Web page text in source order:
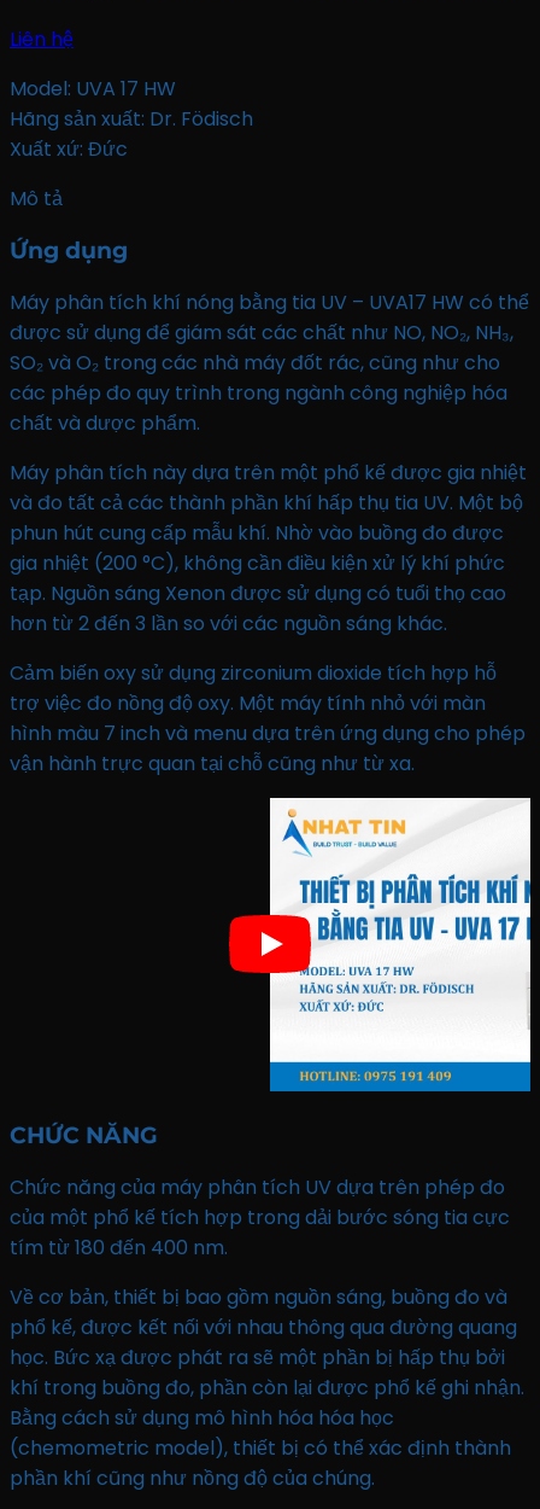
Liên hệ
Model: UVA 17 HW
Hãng sản xuất: Dr. Födisch
Xuất xứ: Đức
Mô tả
Ứng dụng
Máy phân tích khí nóng bằng tia UV – UVA17 HW có thể
được sử dụng để giám sát các chất như NO, NO₂, NH₃,
SO₂ và O₂ trong các nhà máy đốt rác, cũng như cho
các phép đo quy trình trong ngành công nghiệp hóa
chất và dược phẩm.
Máy phân tích này dựa trên một phổ kế được gia nhiệt
và đo tất cả các thành phần khí hấp thụ tia UV. Một bộ
phun hút cung cấp mẫu khí. Nhờ vào buồng đo được
gia nhiệt (200 °C), không cần điều kiện xử lý khí phức
tạp. Nguồn sáng Xenon được sử dụng có tuổi thọ cao
hơn từ 2 đến 3 lần so với các nguồn sáng khác.
Cảm biến oxy sử dụng zirconium dioxide tích hợp hỗ
trợ việc đo nồng độ oxy. Một máy tính nhỏ với màn
hình màu 7 inch và menu dựa trên ứng dụng cho phép
vận hành trực quan tại chỗ cũng như từ xa.
CHỨC NĂNG
Chức năng của máy phân tích UV dựa trên phép đo
của một phổ kế tích hợp trong dải bước sóng tia cực
tím từ 180 đến 400 nm.
Về cơ bản, thiết bị bao gồm nguồn sáng, buồng đo và
phổ kế, được kết nối với nhau thông qua đường quang
học. Bức xạ được phát ra sẽ một phần bị hấp thụ bởi
khí trong buồng đo, phần còn lại được phổ kế ghi nhận.
Bằng cách sử dụng mô hình hóa hóa học
(chemometric model), thiết bị có thể xác định thành
phần khí cũng như nồng độ của chúng.